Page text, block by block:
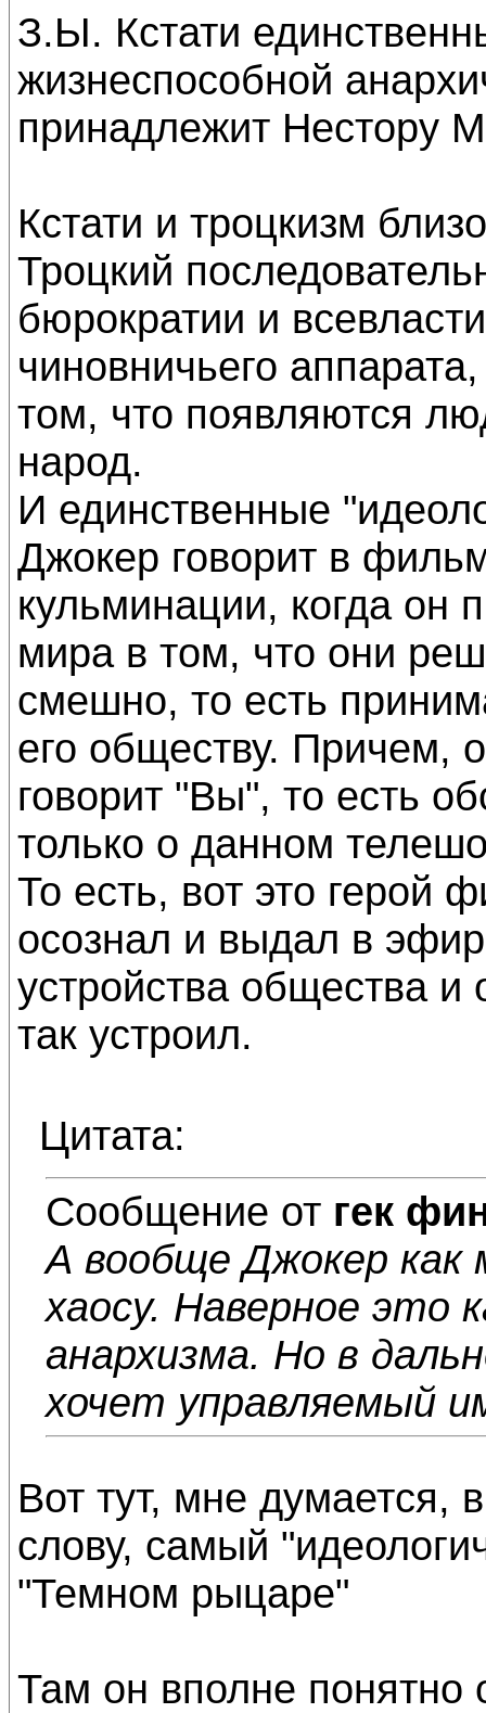
З.Ы. Кстати
жизнеспособной
принадлежит Нестору
Кстати и троцкизм
Троцкий
бюрократии и
чиновничьего
том, что появляются
народ.
И единственные
Джокер говорит в
кульминации, когда он
мира в том, что они
смешно, то есть
его обществу. Причем,
говорит "Вы", то есть
только о данном
То есть, вот это герой
осознал и выдал в
устройства общества и
так устроил.
Цитата:
Сообщение от гек
А вообще Джокер
хаосу. Наверное это
анархизма. Но в
хочет управляемый
Вот тут, мне думается,
слову, самый
"Темном рыцаре"
Там он вполне